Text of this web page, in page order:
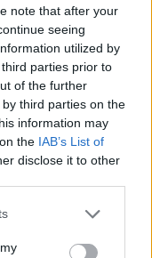
note that after your
seeing
utilized by
parties prior to
of the further
third parties on the
information may
the IAB’s List of
disclose it to other
or more Google
You may click to
τον σκοπό